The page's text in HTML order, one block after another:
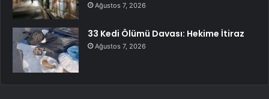
Ağustos 7, 2026
33 Kedi Ölümü Davası: Hekime İtiraz
Ağustos 7, 2026